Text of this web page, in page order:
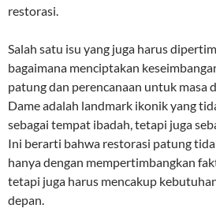
restorasi.
Salah satu isu yang juga harus
bagaimana menciptakan
patung dan perencanaan untuk masa
Dame adalah landmark ikonik yang
sebagai tempat ibadah, tetapi juga
Ini berarti bahwa restorasi patung
hanya dengan mempertimbangkan
tetapi juga harus mencakup
depan.